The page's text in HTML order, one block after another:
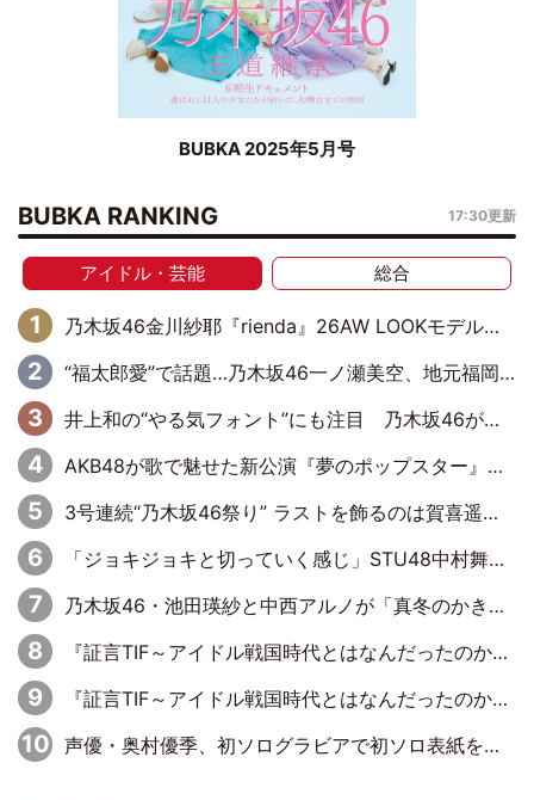
BUBKA 2025年5月号
BUBKA RANKING 17:30更新
アイドル・芸能 総合
乃木坂46金川紗耶『rienda』26AW LOOKモデルに就任
“福太郎愛”で話題…乃木坂46一ノ瀬美空、地元福岡『めんべい25周年トップサポーター』に就任
井上和の“やる気フォント”にも注目 乃木坂46が挑んだ書道パフォーマンスの舞台裏
AKB48が歌で魅せた新公演『夢のポップスター』 初日から全身全霊のステージ
3号連続“乃木坂46祭り” ラストを飾るのは賀喜遥香…5年ぶりの登場に「5年分大人になった私を見ていただけたら」
「ジョキジョキと切っていく感じ」STU48中村舞、新しい挑戦は自らの手で
乃木坂46・池田瑛紗と中西アルノが「真冬のかき氷」騒動で火花散らす！ 因縁の裏にあるのは、逆境をともに“凌”ぐ似た者同士の絆
『証言TIF～アイドル戦国時代とはなんだったのか～』第11回：私立恵比寿中学・真山りか×安本彩花「TIFで10年ぶりのキョンシーメイクをしたら、場を完全に引かせてしまって。時代が変わったんだなって」
『証言TIF～アイドル戦国時代とはなんだったのか～』第6回：でんぱ組.inc・古川未鈴×相沢梨紗「『ハロプロやりたかったな』って言ったら、夢眠ねむさんに『てめえはでんぱ組．incなんだよ！』って肩パンされて(笑)」
声優・奥村優季、初ソログラビアで初ソロ表紙を飾る！ 初めて見せる表情や、声優を志したきっかけなどを語った必読のインタビューを掲載